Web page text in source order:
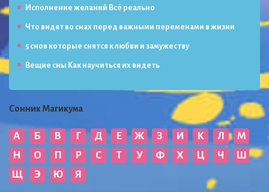
Исполнение желаний Всё реально
Что видят во снах перед важными переменами в жизни
5 снов которые снятся к любви и замужеству
Вещие сны Как научиться их видеть
Сонник Магикума
А Б В Г Д Е Ж З И К Л
М
Н
О П Р С Т У Ф Х Ц Ч
Ш
Щ
Э Ю Я